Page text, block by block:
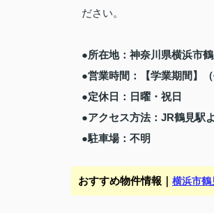
ださい。
●所在地：神奈川県横浜市
●営業時間：【学業期間】
●定休日：日曜・祝日
●アクセス方法：JR鶴見駅
●駐車場：不明
おすすめ物件情報｜ 横浜市鶴